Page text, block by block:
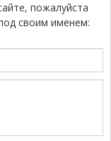
пожалуйста
своим именем: